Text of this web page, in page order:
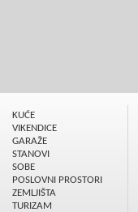
KUĆE
VIKENDICE
GARAŽE
STANOVI
SOBE
POSLOVNI PROSTORI
ZEMLJIŠTA
TURIZAM